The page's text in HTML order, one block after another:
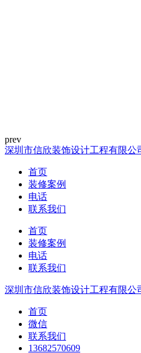
深圳市信欣装饰设计工程有限公
首页
装修案例
电话
联系我们
首页
装修案例
电话
联系我们
深圳市信欣装饰设计工程有限公
首页
微信
联系我们
13682570609